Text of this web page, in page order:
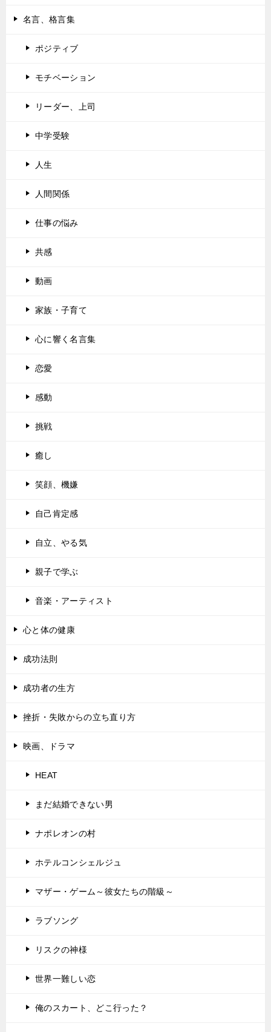
名言、格言集
ポジティブ
モチベーション
リーダー、上司
中学受験
人生
人間関係
仕事の悩み
共感
動画
家族・子育て
心に響く名言集
恋愛
感動
挑戦
癒し
笑顔、機嫌
自己肯定感
自立、やる気
親子で学ぶ
音楽・アーティスト
心と体の健康
成功法則
成功者の生方
挫折・失敗からの立ち直り方
映画、ドラマ
HEAT
まだ結婚できない男
ナポレオンの村
ホテルコンシェルジュ
マザー・ゲーム～彼女たちの階級～
ラブソング
リスクの神様
世界一難しい恋
俺のスカート、どこ行った？